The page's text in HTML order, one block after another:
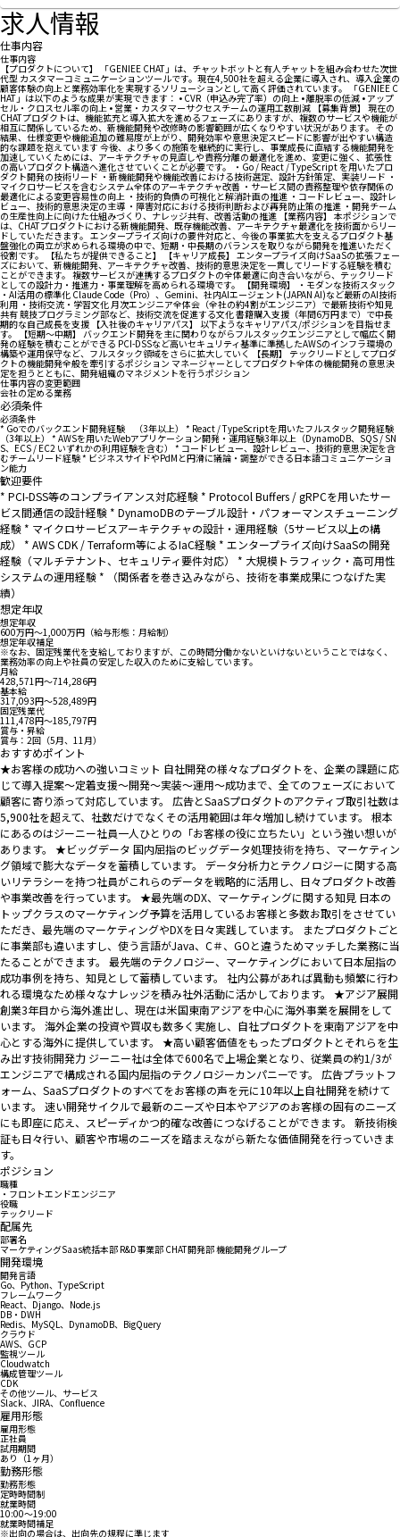
求人情報
仕事内容
仕事内容
【プロダクトについて】 「GENIEE CHAT」は、チャットボットと有人チャットを組み合わせた次世
代型 カスタマーコミュニケーションツールです。現在4,500社を超える企業に導入され、導入企業の
顧客体験の向上と業務効率化を実現するソリューションとして高く評価されています。 「GENIEE C
HAT」は以下のような成果が実現できます： • CVR（申込み完了率）の向上 • 離脱率の低減 • アップ
セル・クロスセル率の向上 • 営業・カスタマーサクセスチームの運用工数削減 【募集背景】 現在の
CHATプロダクトは、機能拡充と導入拡大を進めるフェーズにありますが、複数のサービスや機能が
相互に関係しているため、新機能開発や改修時の影響範囲が広くなりやすい状況があります。 その
結果、仕様変更や機能追加の難易度が上がり、開発効率や意思決定スピードに影響が出やすい構造
的な課題を抱えています 今後、より多くの施策を継続的に実行し、事業成長に直結する機能開発を
加速していくためには、アーキテクチャの見直しや責務分離の最適化を進め、変更に強く、拡張性
の高いプロダクト構造へ進化させていくことが必要です。 ・Go / React / TypeScript を用いたプロ
ダクト開発の技術リード ・新機能開発や機能改善における技術選定、設計方針策定、実装リード ・
マイクロサービスを含むシステム全体のアーキテクチャ改善 ・サービス間の責務整理や依存関係の
最適化による変更容易性の向上 ・技術的負債の可視化と解消計画の推進 ・コードレビュー、設計レ
ビュー、技術的意思決定の主導 ・障害対応における技術判断および再発防止策の推進 ・開発チーム
の生産性向上に向けた仕組みづくり、ナレッジ共有、改善活動の推進 【業務内容】 本ポジションで
は、CHATプロダクトにおける新機能開発、既存機能改善、アーキテクチャ最適化を技術面からリー
ドしていただきます。 エンタープライズ向けの要件対応と、今後の事業拡大を支えるプロダクト基
盤強化の両立が求められる環境の中で、短期・中長期のバランスを取りながら開発を推進いただく
役割です。 【私たちが提供できること】 【キャリア成長】 エンタープライズ向けSaaSの拡張フェー
ズにおいて、新機能開発、アーキテクチャ改善、技術的意思決定を一貫してリードする経験を積む
ことができます。 複数サービスが連携するプロダクトの全体最適に向き合いながら、テックリード
としての設計力・推進力・事業理解を高められる環境です。 【開発環境】 ・モダンな技術スタック
・AI活用の標準化 Claude Code（Pro）、Gemini、社内AIエージェント(JAPAN AI)など最新のAI技術
利用 ・技術交流・学習文化 月次エンジニア全体会（全社の約4割がエンジニア）で最新技術や知見
共有 競技プログラミング部など、技術交流を促進する文化 書籍購入支援（年間6万円まで）で中長
期的な自己成長を支援 【入社後のキャリアパス】 以下ようなキャリアパス/ポジションを目指せま
す。 【短期～中期】 バックエンド開発を主に関わりながらフルスタックエンジニアとして幅広く開
発の経験を積むことができる PCI-DSSなど高いセキュリティ基準に準拠したAWSのインフラ環境の
構築や運用保守など、フルスタック領域をさらに拡大していく 【長期】 テックリードとしてプロダ
クトの機能開発全般を牽引するポジション マネージャーとしてプロダクト全体の機能開発の意思決
定を担うとともに、開発組織のマネジメントを行うポジション
仕事内容の変更範囲
会社の定める業務
必須条件
必須条件
* Goでのバックエンド開発経験 （3年以上） * React / TypeScriptを用いたフルスタック開発経験
（3年以上） * AWSを用いたWebアプリケーション開発・運用経験3年以上（DynamoDB、SQS / SN
S、ECS / EC2 いずれかの利用経験を含む） * コードレビュー、設計レビュー、技術的意思決定を含
むチームリード経験 * ビジネスサイドやPdMと円滑に議論・調整ができる日本語コミュニケーショ
ン能力
歓迎要件
* PCI-DSS等のコンプライアンス対応経験 * Protocol Buffers / gRPCを用いたサー
ビス間通信の設計経験 * DynamoDBのテーブル設計・パフォーマンスチューニング
経験 * マイクロサービスアーキテクチャの設計・運用経験（5サービス以上の構
成） * AWS CDK / Terraform等によるIaC経験 * エンタープライズ向けSaaSの開発
経験（マルチテナント、セキュリティ要件対応） * 大規模トラフィック・高可用性
システムの運用経験 * （関係者を巻き込みながら、技術を事業成果につなげた実
績）
想定年収
想定年収
600万円〜1,000万円（給与形態：月給制）
想定年収補足
※なお、固定残業代を支給しておりますが、この時間分働かないといけないということではなく、
業務効率の向上や社員の安定した収入のために支給しています。
月給
428,571円〜714,286円
基本給
317,093円〜528,489円
固定残業代
111,478円〜185,797円
賞与・昇給
賞与：2回（5月、11月）
おすすめポイント
★お客様の成功への強いコミット 自社開発の様々なプロダクトを、企業の課題に応
じて導入提案〜定着支援〜開発〜実装〜運用～成功まで、全てのフェーズにおいて
顧客に寄り添って対応しています。 広告とSaaSプロダクトのアクティブ取引社数は
5,900社を超えて、社数だけでなくその活用範囲は年々増加し続けています。 根本
にあるのはジーニー社員一人ひとりの「お客様の役に立ちたい」という強い想いが
あります。 ★ビッグデータ 国内屈指のビッグデータ処理技術を持ち、マーケティン
グ領域で膨大なデータを蓄積しています。 データ分析力とテクノロジーに関する高
いリテラシーを持つ社員がこれらのデータを戦略的に活用し、日々プロダクト改善
や事業改善を行っています。 ★最先端のDX、マーケティングに関する知見 日本の
トップクラスのマーケティング予算を活用しているお客様と多数お取引をさせてい
ただき、最先端のマーケティングやDXを日々実践しています。 またプロダクトごと
に事業部も違いますし、使う言語がJava、C＃、GOと違うためマッチした業務に当
たることができます。 最先端のテクノロジー、マーケティングにおいて日本屈指の
成功事例を持ち、知見として蓄積しています。 社内公募があれば異動も頻繁に行わ
れる環境なため様々なナレッジを積み社外活動に活かしております。 ★アジア展開
創業3年目から海外進出し、現在は米国東南アジアを中心に海外事業を展開をして
います。 海外企業の投資や買収も数多く実施し、自社プロダクトを東南アジアを中
心とする海外に提供しています。 ★高い顧客価値をもったプロダクトとそれらを生
み出す技術開発力 ジーニー社は全体で600名で上場企業となり、従業員の約1/3が
エンジニアで構成される国内屈指のテクノロジーカンパニーです。 広告プラットフ
ォーム、SaaSプロダクトのすべてをお客様の声を元に10年以上自社開発を続けて
います。 速い開発サイクルで最新のニーズや日本やアジアのお客様の固有のニーズ
にも即座に応え、スピーディかつ的確な改善につなげることができます。 新技術検
証も日々行い、顧客や市場のニーズを踏まえながら新たな価値開発を行っていきま
す。
ポジション
職種
・フロントエンドエンジニア
役職
テックリード
配属先
部署名
マーケティングSaas統括本部 R&D事業部 CHAT開発部 機能開発グループ
開発環境
開発言語
Go、Python、TypeScript
フレームワーク
React、Django、Node.js
DB・DWH
Redis、MySQL、DynamoDB、BigQuery
クラウド
AWS、GCP
監視ツール
Cloudwatch
構成管理ツール
CDK
その他ツール、サービス
Slack、JIRA、Confluence
雇用形態
雇用形態
正社員
試用期間
あり（1ヶ月）
勤務形態
勤務形態
定時時間制
就業時間
10:00〜19:00
就業時間補足
※出向の場合は、出向先の規程に準じます